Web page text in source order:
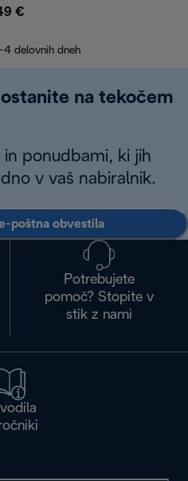
€
delovnih dneh
na tekočem
in ponudbami, ki jih
v vaš nabiralnik.
poštna obvestila
Potrebujete
pomoč? Stopite v
stik z nami